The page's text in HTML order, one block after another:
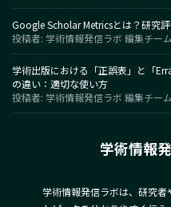
Google Scholar Metricsとは？研究
投稿者: 学術情報発信ラボ 編集チーム
学術出版における「正誤表」と「
の違い：適切な使い方
投稿者: 学術情報発信ラボ 編集チーム
学術情報
学術情報発信ラボは、研究